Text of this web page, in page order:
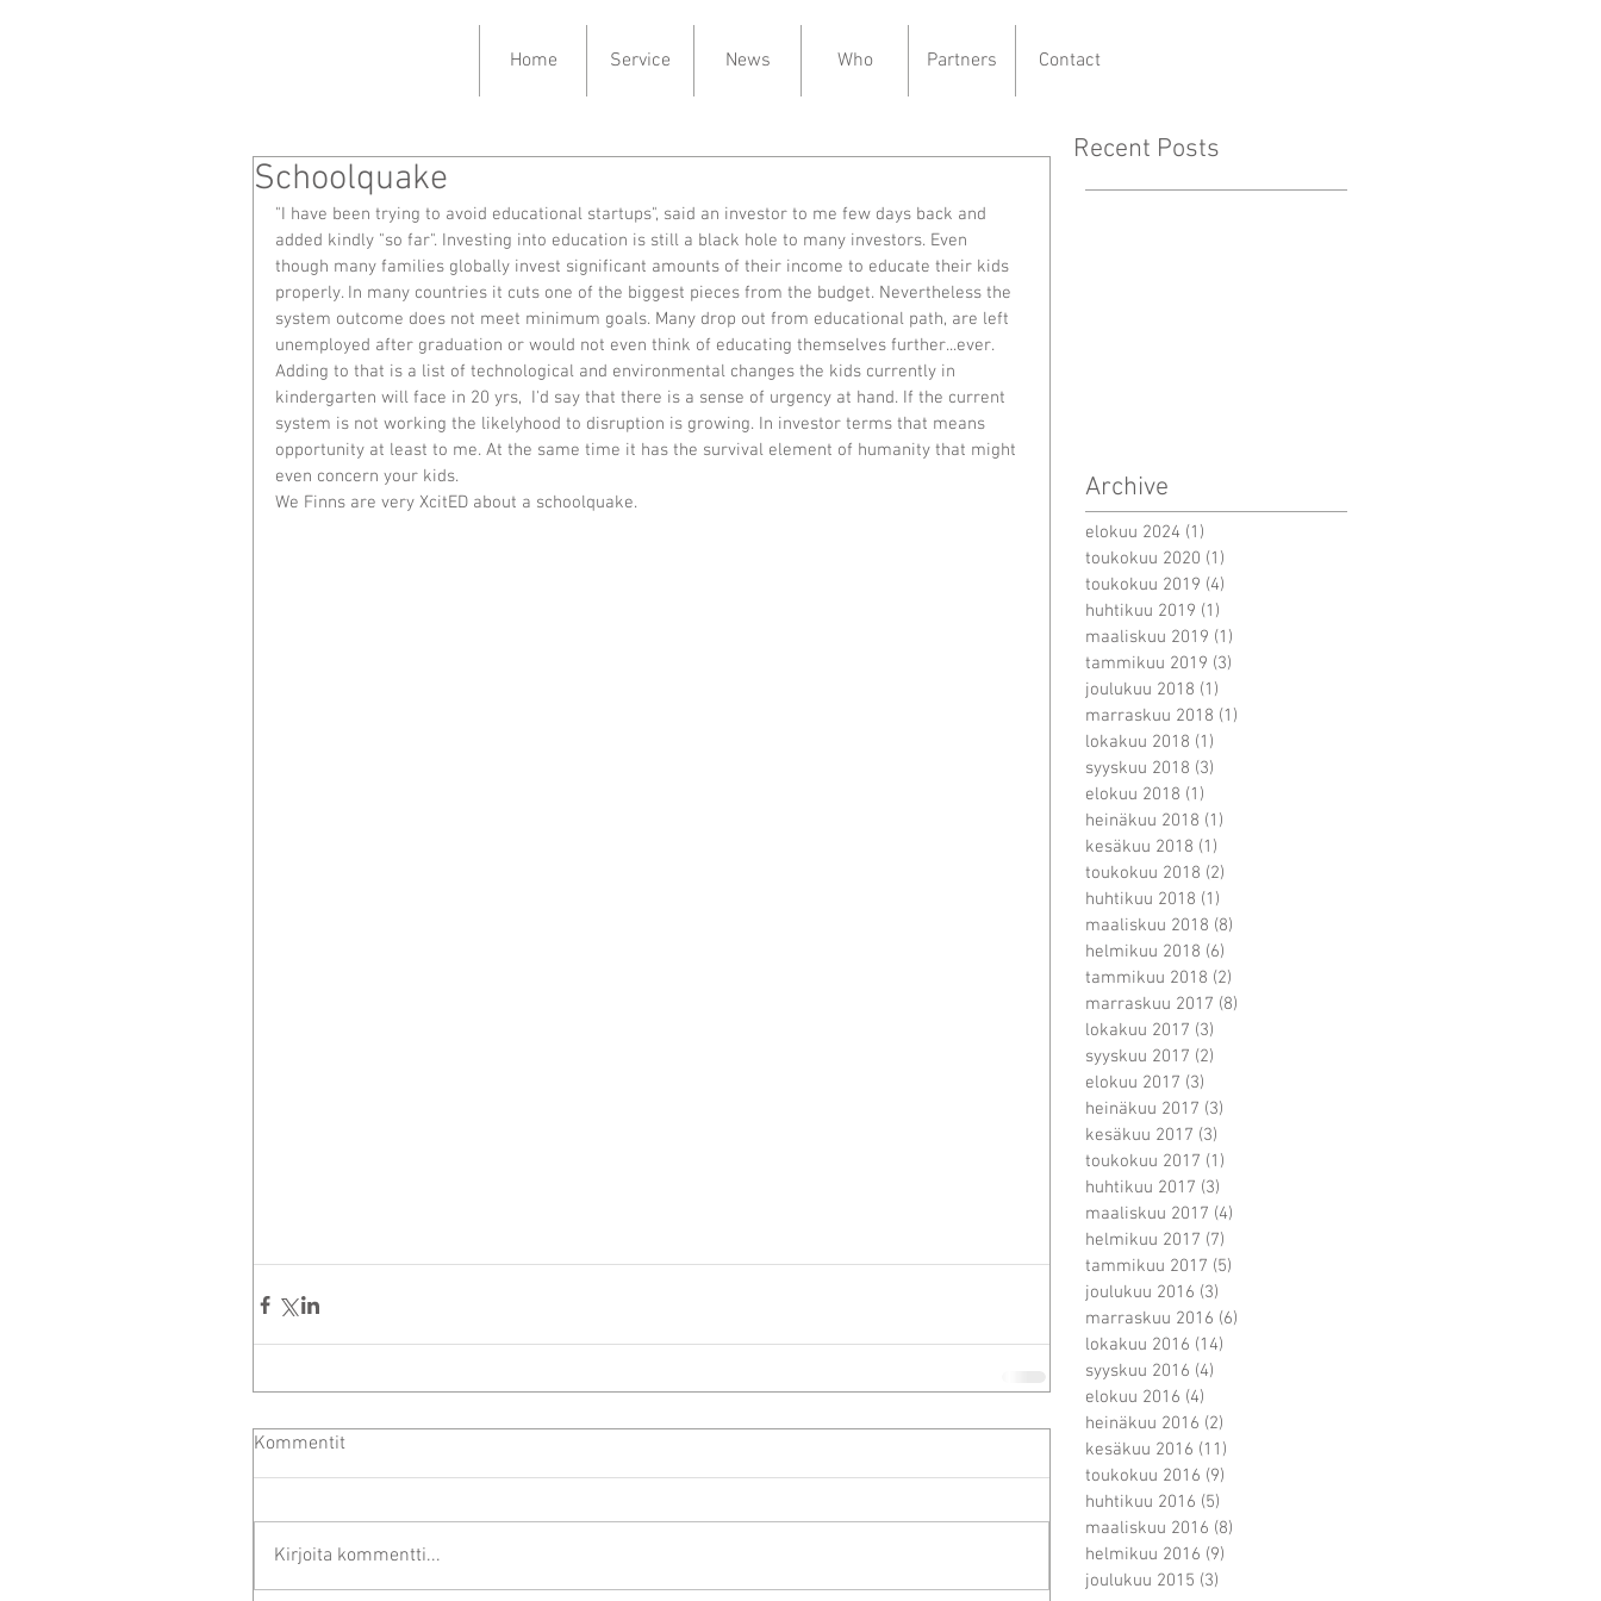
Home Service News Who Partners Contact
Schoolquake
"I have been trying to avoid educational startups", said an investor to me few days back and
added kindly "so far". Investing into education is still a black hole to many investors. Even
though many families globally invest significant amounts of their income to educate their kids
properly. In many countries it cuts one of the biggest pieces from the budget. Nevertheless the
system outcome does not meet minimum goals. Many drop out from educational path, are left
unemployed after graduation or would not even think of educating themselves further...ever.
Adding to that is a list of technological and environmental changes the kids currently in
kindergarten will face in 20 yrs,  I'd say that there is a sense of urgency at hand. If the current
system is not working the likelyhood to disruption is growing. In investor terms that means
opportunity at least to me. At the same time it has the survival element of humanity that might
even concern your kids.
We Finns are very XcitED about a schoolquake.
Kommentit
Kirjoita kommentti...
Recent Posts
Archive
elokuu 2024 (1)
toukokuu 2020 (1)
toukokuu 2019 (4)
huhtikuu 2019 (1)
maaliskuu 2019 (1)
tammikuu 2019 (3)
joulukuu 2018 (1)
marraskuu 2018 (1)
lokakuu 2018 (1)
syyskuu 2018 (3)
elokuu 2018 (1)
heinäkuu 2018 (1)
kesäkuu 2018 (1)
toukokuu 2018 (2)
huhtikuu 2018 (1)
maaliskuu 2018 (8)
helmikuu 2018 (6)
tammikuu 2018 (2)
marraskuu 2017 (8)
lokakuu 2017 (3)
syyskuu 2017 (2)
elokuu 2017 (3)
heinäkuu 2017 (3)
kesäkuu 2017 (3)
toukokuu 2017 (1)
huhtikuu 2017 (3)
maaliskuu 2017 (4)
helmikuu 2017 (7)
tammikuu 2017 (5)
joulukuu 2016 (3)
marraskuu 2016 (6)
lokakuu 2016 (14)
syyskuu 2016 (4)
elokuu 2016 (4)
heinäkuu 2016 (2)
kesäkuu 2016 (11)
toukokuu 2016 (9)
huhtikuu 2016 (5)
maaliskuu 2016 (8)
helmikuu 2016 (9)
joulukuu 2015 (3)